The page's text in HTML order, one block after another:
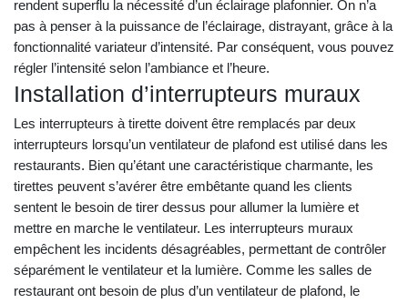
rendent superflu la nécessité d’un éclairage plafonnier. On n’a
pas à penser à la puissance de l’éclairage, distrayant, grâce à la
fonctionnalité variateur d’intensité. Par conséquent, vous pouvez
régler l’intensité selon l’ambiance et l’heure.
Installation d’interrupteurs muraux
Les interrupteurs à tirette doivent être remplacés par deux
interrupteurs lorsqu’un ventilateur de plafond est utilisé dans les
restaurants. Bien qu’étant une caractéristique charmante, les
tirettes peuvent s’avérer être embêtante quand les clients
sentent le besoin de tirer dessus pour allumer la lumière et
mettre en marche le ventilateur. Les interrupteurs muraux
empêchent les incidents désagréables, permettant de contrôler
séparément le ventilateur et la lumière. Comme les salles de
restaurant ont besoin de plus d’un ventilateur de plafond, le